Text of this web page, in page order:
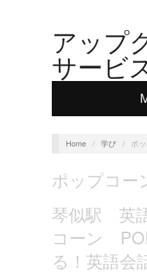
アップ
サービ
Home / 学び / ポ
ポップコー
琴似駅 英
コーン
る！英語会